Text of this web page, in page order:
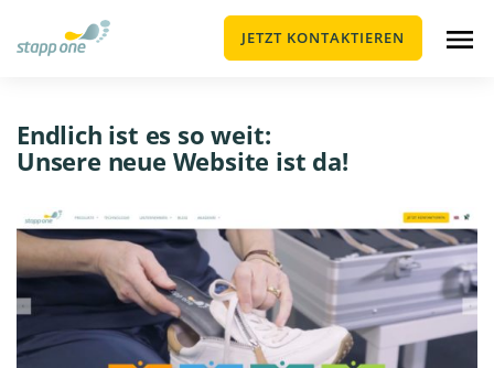
JETZT KONTAKTIEREN
Endlich ist es so weit:
Unsere neue Website ist da!